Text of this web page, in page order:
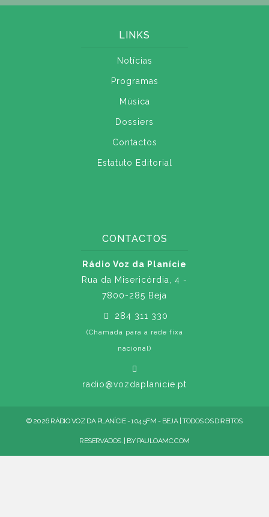
LINKS
Notícias
Programas
Música
Dossiers
Contactos
Estatuto Editorial
CONTACTOS
Rádio Voz da Planície
Rua da Misericórdia, 4 -
7800-285 Beja
284 311 330
(Chamada para a rede fixa
nacional)
radio@vozdaplanicie.pt
© 2026 RÁDIO VOZ DA PLANÍCIE - 104.5FM - BEJA | TODOS OS DIREITOS
RESERVADOS. | BY PAULOAMC.COM